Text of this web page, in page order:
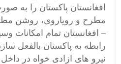
افغانستان پاکستان را
مطرح و رویاروی، روشن
– افغانستان تمام امكانات
رابطه به پاکستان بالفعل
نیرو ھای ازادی خواه در